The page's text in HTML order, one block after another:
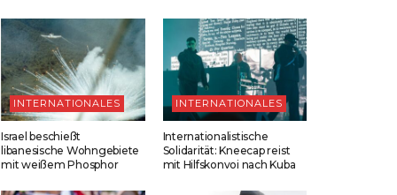
INTERNATIONALES
Israel beschießt
libanesische Wohngebiete
mit weißem Phosphor
INTERNATIONALES
Internationalistische
Solidarität: Kneecap reist
mit Hilfskonvoi nach Kuba